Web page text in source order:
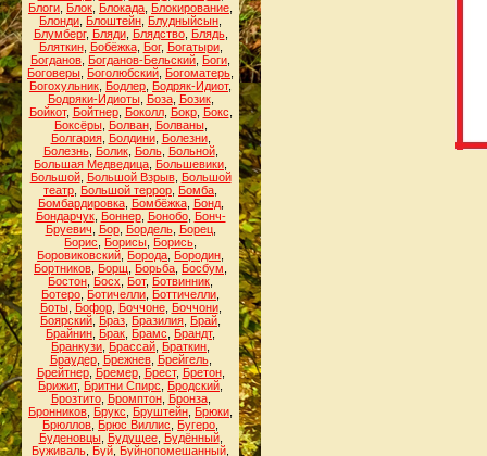
Блоги Блок Блокада Блокирование
Блонди Блоштейн Блудныйсын
Блумберг, Бляди, Блядство, Блядь,
Бляткин, Бобёжка, Бог, Богатыри,
Богданов Богданов-Бельский Боги
Боговеры Боголюбский Богоматерь
Богохульник Бодлер Бодряк-Идиот,
Бодряки-Идиоты, Боза, Бозик,
Бойкот, Бойтнер, Боколл, Бокр, Бокс
Боксёры, Болван, Болваны,
Болгария, Болдини, Болезни,
Болезнь, Болик, Боль, Больной,
Большая Медведица Большевики
Большой, Большой Взрыв, Большой
театр Большой террор Бомба
Бомбардировка, Бомбёжка, Бонд,
Бондарчук, Боннер, Бонобо, Бонч-
Бруевич
Бор, Бордель, Борец,
Борис
Борисы Борись
Боровиковский Борода Бородин
Бортников Борщ Борьба Босбум
Бостон Босх Бот, Ботвинник
Ботеро Ботичелли Боттичелли
Боты, Бофор, Боччоне, Боччони,
Боярский Браз Бразилия Брай
Брайнин Брак Брамс Брандт,
Бранкузи Брассай Браткин
Браудер, Брежнев, Брейгель,
Брейтнер, Бремер, Брест, Бретон,
Брижит, Бритни Спирс Бродский
Брозтито, Бромптон, Бронза,
Бронников Брукс Бруштейн Брюки
Брюллов Брюс Виллис Бугеро
Буденовцы, Будущее, Будённый,
Буживаль Буй Буйнопомешанный